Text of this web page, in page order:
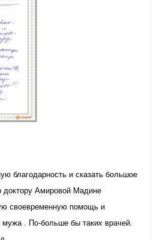
благодарность и сказать большое
доктору Амировой Мадине
своевременную помощь и
мужа . По-больше бы таких врачей.